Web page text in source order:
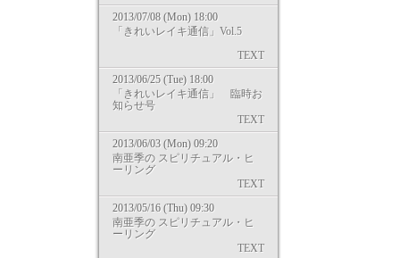
2013/07/08 (Mon) 18:00
「きれいレイキ通信」Vol.5
TEXT
2013/06/25 (Tue) 18:00
「きれいレイキ通信」 臨時お
知らせ号
TEXT
2013/06/03 (Mon) 09:20
南亜季の スピリチュアル・ヒ
ーリング
TEXT
2013/05/16 (Thu) 09:30
南亜季の スピリチュアル・ヒ
ーリング
TEXT